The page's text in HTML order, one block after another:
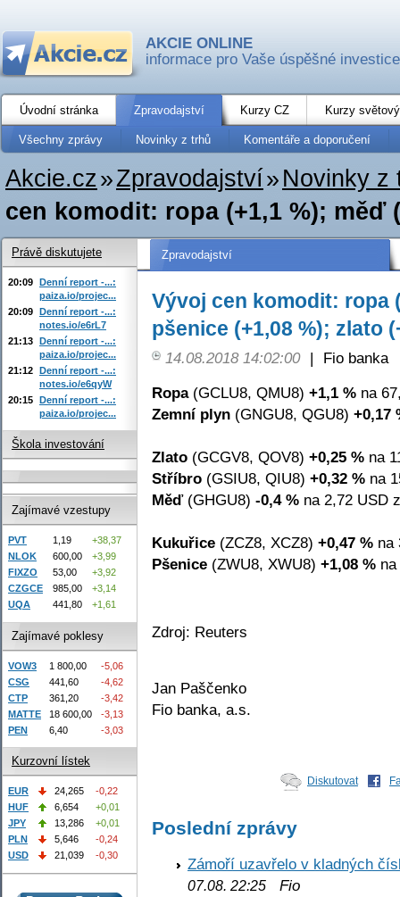
AKCIE ONLINE
informace pro Vaše úspěšné investice
Úvodní stránka Zpravodajství Kurzy CZ Kurzy
Všechny zprávy Novinky z trhů Komentáře a doporučení
Akcie.cz»Zpravodajství» Novinky z
cen komodit: ropa (+1,1 %); měď
Zpravodajství
Vývoj cen komodit: ropa
pšenice (+1,08 %); zlato
14.08.2018 14:02:00 |
Fio banka
Ropa(GCLU8, QMU8) +1,1 % na
Zemní plyn (GNGU8, QGU8) +0,17
Zlato (GCGV8, QOV8) +0,25 % na
Stříbro (GSIU8, QIU8) +0,32 % na
Měď(GHGU8) -0,4 % na 2,72 USD
Kukuřice (ZCZ8, XCZ8) +0,47 % na
Pšenice (ZWU8, XWU8) +1,08 %
Zdroj: Reuters
Jan Paščenko
Fio banka, a.s.
Diskutovat
Poslední zprávy
Zámoří uzavřelo v kladných
07.08. 22:25 Fio
Právě diskutujete
20:09 Denní report -...:
paiza.io/projec...
20:09 Denní report -...:
notes.io/e6rL7
21:13 Denní report -...:
paiza.io/projec...
21:12 Denní report -...:
notes.io/e6qyW
20:15 Denní report -...:
paiza.io/projec...
Škola investování
Zajímavé vzestupy
PVT 1,19
+38,37
NLOK
600,00
+3,99
FIXZO
53,00
+3,92
CZGCE
985,00
+3,14
UQA
441,80 +1,61
Zajímavé poklesy
VOW3 1 800,00
-5,06
CSG
441,60
-4,62
CTP
361,20
-3,42
MATTE
18 600,00
-3,13
PEN
6,40 -3,03
Kurzovní lístek
EUR 24,265
-0,22
HUF
6,654
+0,01
JPY
13,286
+0,01
PLN
5,646
-0,24
USD
21,039 -0,30